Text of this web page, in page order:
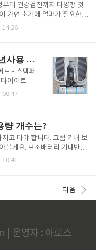
를 모두 지원하므로 걱정
드라이어 같은 고출력 제품은
만..
터 건강검진까지 다양항 것
가면 초기에 얼마가 필요한지
주 워홀 초기비용 초기비용
전에 드는 비용은 제외하고 계
은 하기 링크를 통해 자세히
상세 호주 워홀 처음 1달 비
처음 1달 비용에 대해..
14:26
스텝퍼 다이어트 후기 추천, 3년사용 (이고진 9120)
트 - 스텝퍼
이어트를
. 저는 지
획입니다.
오가며 유
야식과 음
되었고,
활용하기
만 먹거나
08:47
량 개수는?
고 타야 합니다. 그럼 기내 보
볼게요. 보조배터리 기내반입
터리를 반입합니다. 그 이유는
수 있습니다. 그러니 탑승하
니다. 보조배터리 용량이 100
10:41
다음
운영자 : 아로스